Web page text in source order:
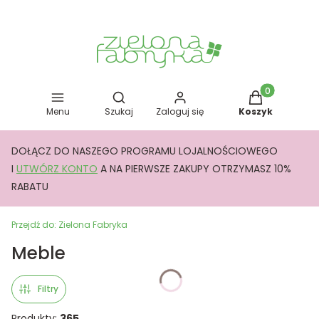
Menu
Otwórz wyszukiwarkę
Szukaj Zaloguj się
Produkty w
Koszyk
DOŁĄCZ DO NASZEGO PROGRAMU LOJALNOŚCIOWEGO
I UTWÓRZ KONTO A NA PIERWSZE ZAKUPY OTRZYMASZ 10%
RABATU
Przejdź do: Zielona Fabryka
Meble
Filtry